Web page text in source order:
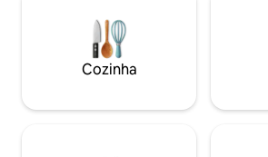
comerciais. Localização central com fácil
deslocamento por Trinidad. Perfeito
para viajantes de negócios, casais e
estadias curtas que buscam conforto,
Cozinha